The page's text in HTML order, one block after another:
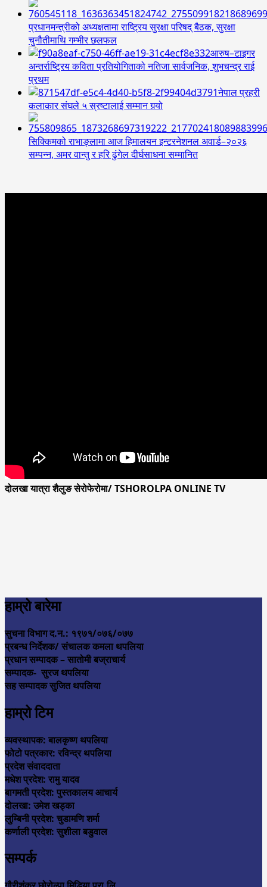
प्रधानमन्त्रीको अध्यक्षतामा राष्ट्रिय सुरक्षा परिषद् बैठक, सुरक्षा
चुनौतीमाथि गम्भीर छलफल
आरुष–टाइगर
अन्तर्राष्ट्रिय कविता प्रतियोगिताको नतिजा सार्वजनिक, शुभचन्द्र राई
प्रथम
नेपाल प्रहरी
कलाकार संघले ५ स्रष्टालाई सम्मान गर्‍यो
सिक्किमको राभाङ्लामा आज हिमालयन इन्टरनेशनल अवार्ड–२०२६
सम्पन्न, अमर वान्तु र हरि ढुंगेल दीर्घसाधना सम्मानित
दोलखा यात्रा शैलुङ सेरोफेरोमा/ TSHOROLPA ONLINE TV
हाम्रो बारेमा
सुचना विभाग द.न.: १९७१/०७६/०७७
प्रबन्ध निर्देशक/ संचालक कमला थपलिया
प्रधान सम्पादक – सातोमी बज्राचार्य
सम्पादक- सुरज थपलिया
सह सम्पादक सुजित थपलिया
हाम्रो टिम
व्यवस्थापक: बालकृष्ण थपलिया
फोटो पत्रकार: रविन्द्र थपलिया
प्रदेश संवाददाता
मधेश प्रदेश: रामु यादव
बागमती प्रदेश: पुस्तकालय आचार्य
दोलखा: उमेश खड्का
लुम्बिनी प्रदेश: चुडामणि शर्मा
कर्णाली प्रदेश: सुशीला बडुवाल
सम्पर्क